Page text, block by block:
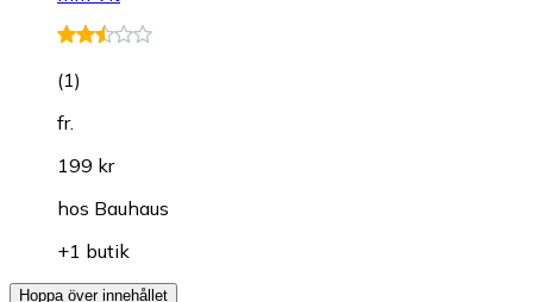
(1)
fr.
199 kr
hos Bauhaus
+1 butik
Hoppa över innehållet